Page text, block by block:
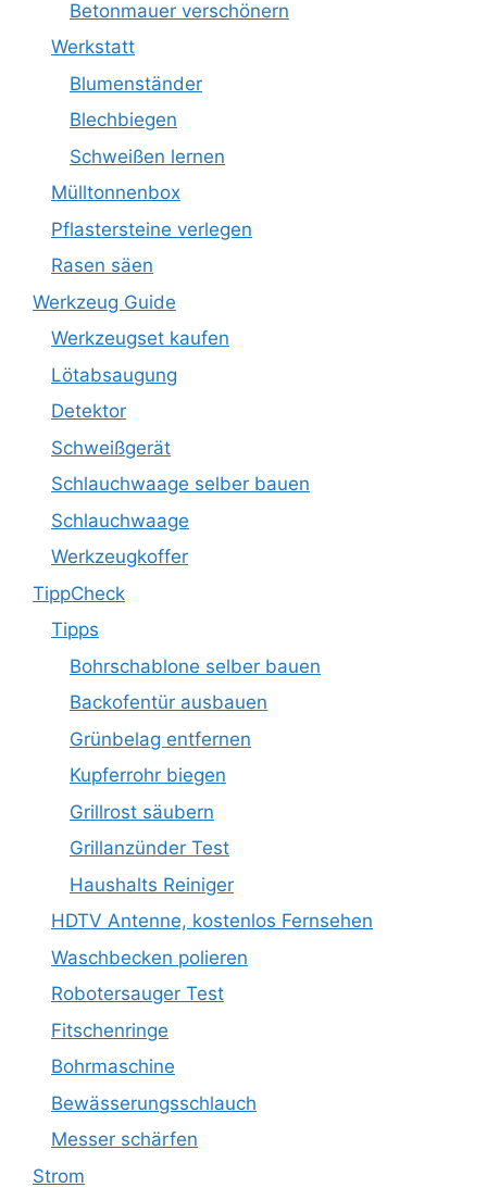
Betonmauer verschönern
Werkstatt
Blumenständer
Blechbiegen
Schweißen lernen
Mülltonnenbox
Pflastersteine verlegen
Rasen säen
Werkzeug Guide
Werkzeugset kaufen
Lötabsaugung
Detektor
Schweißgerät
Schlauchwaage selber bauen
Schlauchwaage
Werkzeugkoffer
TippCheck
Tipps
Bohrschablone selber bauen
Backofentür ausbauen
Grünbelag entfernen
Kupferrohr biegen
Grillrost säubern
Grillanzünder Test
Haushalts Reiniger
HDTV Antenne, kostenlos Fernsehen
Waschbecken polieren
Robotersauger Test
Fitschenringe
Bohrmaschine
Bewässerungsschlauch
Messer schärfen
Strom